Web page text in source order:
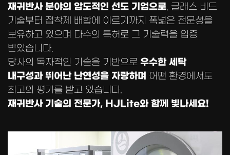
재귀반사 분야의 압도적인 선도 기업으로, 글래스 비드
기술부터 접착제 배합에 이르기까지 폭넓은 전문성을
보유하고 있으며 다수의 특허로 그 기술력을 입증
받았습니다.
당사의 독자적인 기술을 기반으로 우수한 세탁
내구성과 뛰어난 난연성을 자랑하며 어떤 환경에서도
최고의 평가를 받고 있습니다.
재귀반사 기술의 전문가, HJLite와 함께 빛나세요!